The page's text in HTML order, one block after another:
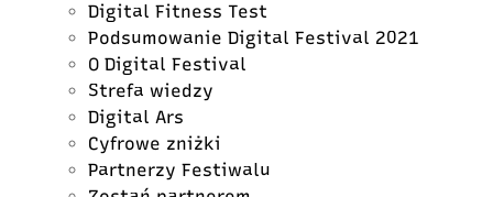
Digital Fitness Test
Podsumowanie Digital Festival 2021
O Digital Festival
Strefa wiedzy
Digital Ars
Cyfrowe zniżki
Partnerzy Festiwalu